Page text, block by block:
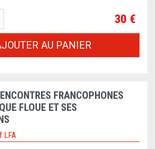
Prix
30 €
AU PANIER
FRANCOPHONES
FLOUE ET SES
LFA